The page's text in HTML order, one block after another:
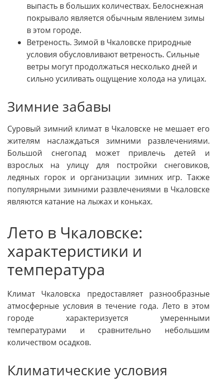
выпасть в больших количествах. Белоснежная
покрывало является обычным явлением зимы
в этом городе.
Ветреность. Зимой в Чкаловске природные
условия обусловливают ветреность. Сильные
ветры могут продолжаться несколько дней и
сильно усиливать ощущение холода на улицах.
Зимние забавы
Суровый зимний климат в Чкаловске не мешает его
жителям наслаждаться зимними развлечениями.
Большой снегопад может привлечь детей и
взрослых на улицу для постройки снеговиков,
ледяных горок и организации зимних игр. Также
популярными зимними развлечениями в Чкаловске
являются катание на лыжах и коньках.
Лето в Чкаловске:
характеристики и
температура
Климат Чкаловска предоставляет разнообразные
атмосферные условия в течение года. Лето в этом
городе характеризуется умеренными
температурами и сравнительно небольшим
количеством осадков.
Климатические условия